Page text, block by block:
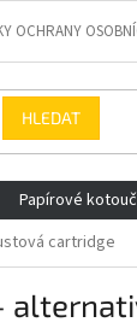
OCHRANY
HLEDAT
Papírové
cartridge